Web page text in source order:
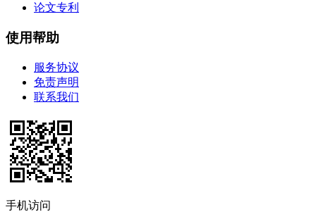
论文专利
使用帮助
服务协议
免责声明
联系我们
手机访问